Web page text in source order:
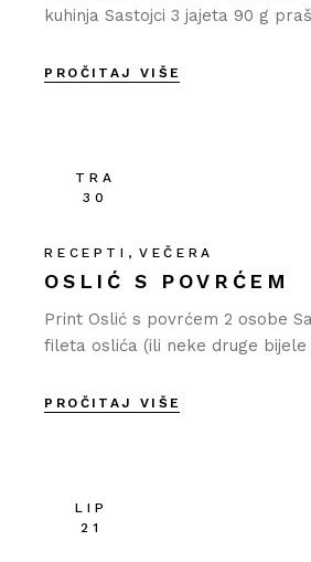
kuhinja Sastojci 3 jajeta 90 g
PROČITAJ VIŠE
TRA
30
RECEPTI VEČERA
OSLIĆ S POVRĆEM
Print Oslić s povrćem 2 osobe
fileta oslića (ili neke druge bijele
PROČITAJ VIŠE
LIP
21